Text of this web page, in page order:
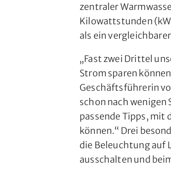
zentraler
Kilowattstunden
als ein
„Fast zwei Drittel
Strom sparen
Geschäftsführerin
schon nach wenigen
passende Tipps, mit
können.“ Drei
die Beleuchtung auf
ausschalten und